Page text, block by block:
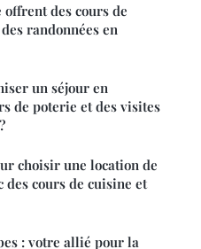
des cours de
randonnées en
un séjour en
de poterie et des visites
choisir une location de
des cours de cuisine et
: votre allié pour la